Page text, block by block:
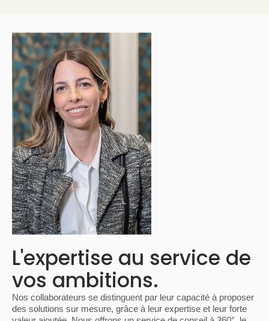
L'expertise au service de
vos ambitions.
Nos collaborateurs se distinguent par leur capacité à proposer
des solutions sur mesure, grâce à leur expertise et leur forte